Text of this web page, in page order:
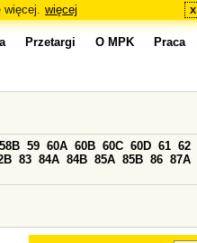
więcej. więcej x
Przetargi O MPK Praca
58B 59 60A 60B 60C 60D 61 62
83 84A 84B 85A 85B 86 87A